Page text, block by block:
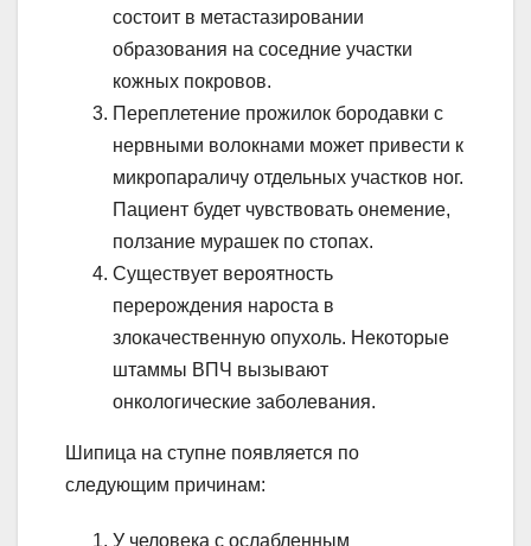
состоит в метастазировании
образования на соседние участки
кожных покровов.
Переплетение прожилок бородавки с
нервными волокнами может привести к
микропараличу отдельных участков ног.
Пациент будет чувствовать онемение,
ползание мурашек по стопах.
Существует вероятность
перерождения нароста в
злокачественную опухоль. Некоторые
штаммы ВПЧ вызывают
онкологические заболевания.
Шипица на ступне появляется по
следующим причинам:
У человека с ослабленным